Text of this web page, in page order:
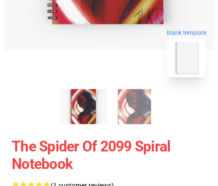
blank template
The Spider Of 2099 Spiral
Notebook